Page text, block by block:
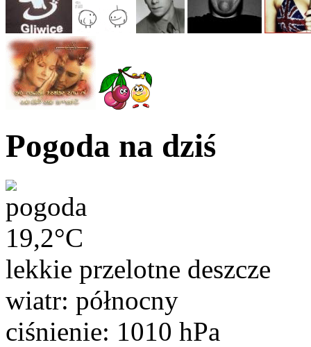
Pogoda na dziś
19,2°C
lekkie przelotne deszcze
wiatr: północny
ciśnienie: 1010 hPa